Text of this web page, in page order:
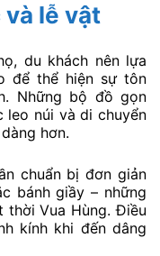
lễ vật
du khách nên lựa
để thể hiện sự tôn
Những bộ đồ gọn
leo núi và di chuyển
hơn.
chuẩn bị đơn giản
bánh giầy – những
thời Vua Hùng. Điều
kính khi đến dâng